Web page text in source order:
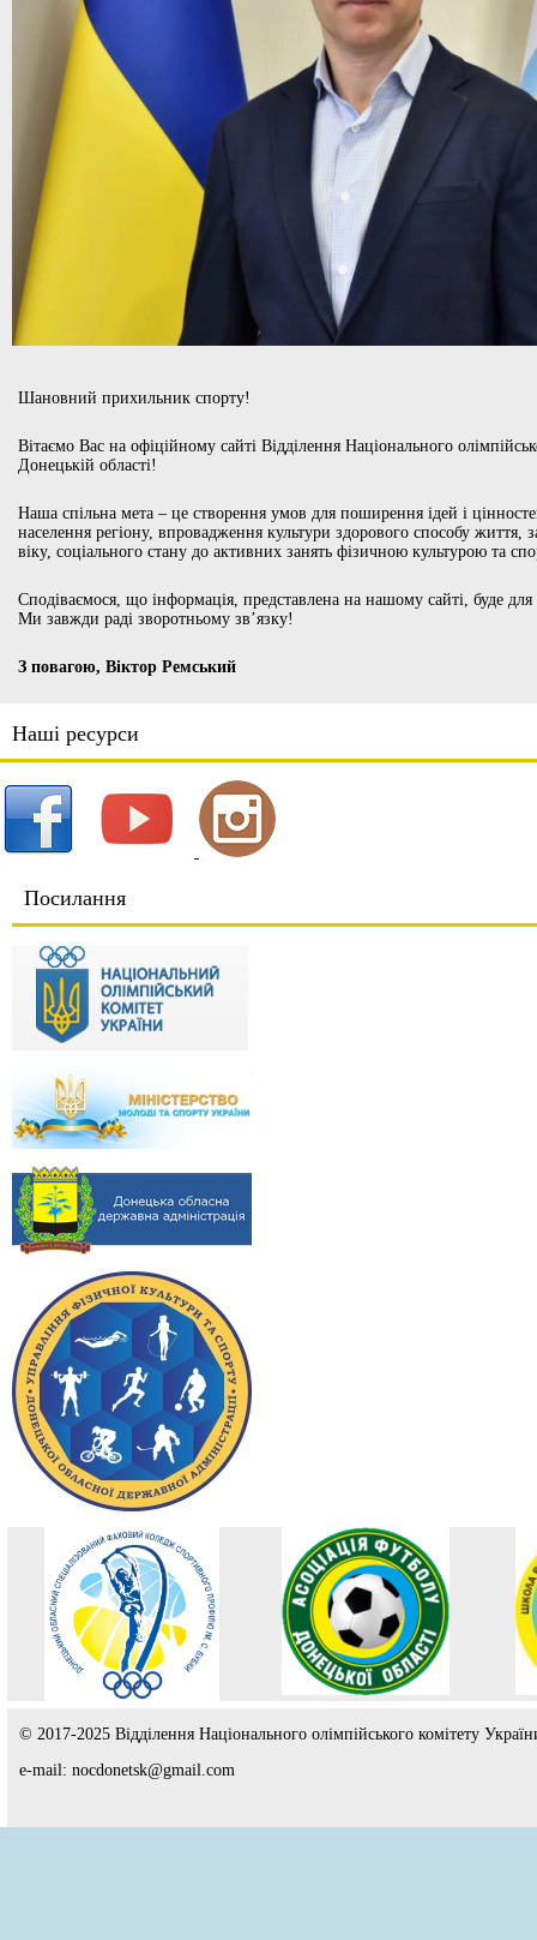
Шановний прихильник спорту!
Вітаємо Вас на офіційному сайті Відділення Національного
Донецькій області!
Наша спільна мета – це створення умов для поширення ідей і
населення регіону, впровадження культури здорового способу життя,
віку, соціального стану до активних занять фізичною культурою та
Сподіваємося, що інформація, представлена на нашому сайті, буде
Ми завжди раді зворотньому зв’язку!
З повагою, Віктор Ремський
Наші ресурси
Посилання
© 2017-2025 Відділення Національного олімпійського комітету
e-mail: nocdonetsk@gmail.com